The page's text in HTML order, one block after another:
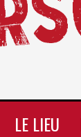
LE LIEU